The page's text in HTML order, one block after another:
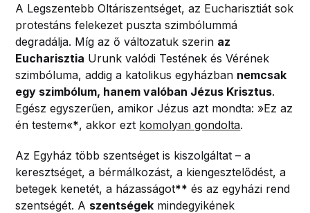
A Legszentebb Oltáriszentséget, az Eucharisztiát sok
protestáns felekezet puszta szimbólummá
degradálja. Míg az ő változatuk szerin az
Eucharisztia Urunk valódi Testének és Vérének
szimbóluma, addig a katolikus egyházban nemcsak
egy szimbólum, hanem valóban Jézus Krisztus.
Egész egyszerűen, amikor Jézus azt mondta: »Ez az
én testem«*, akkor ezt komolyan gondolta.
Az Egyház több szentséget is kiszolgáltat – a
keresztséget, a bérmálkozást, a kiengesztelődést, a
betegek kenetét, a házasságot** és az egyházi rend
szentségét. A szentségek mindegyikének